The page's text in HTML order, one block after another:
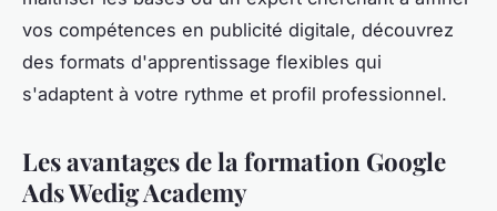
vos compétences en publicité digitale, découvrez
des formats d'apprentissage flexibles qui
s'adaptent à votre rythme et profil professionnel.
Les avantages de la formation Google
Ads Wedig Academy